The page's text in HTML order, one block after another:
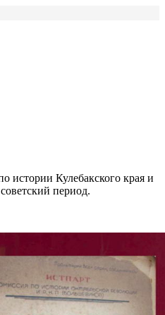
истории Кулебакского края и
период.